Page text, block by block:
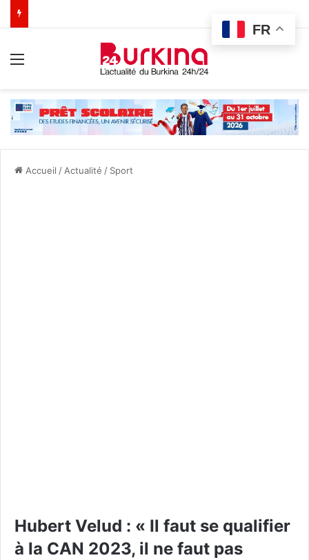
Accueil / Actualité / Sport
Hubert Velud : « Il faut se qualifier
à la CAN 2023, il ne faut pas
FR